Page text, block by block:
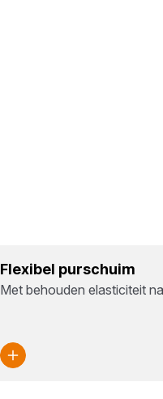
Flexi­bel pur­schuim
Met behouden elasticiteit